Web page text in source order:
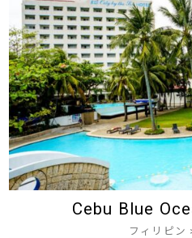
Cebu Blue
フィリピン